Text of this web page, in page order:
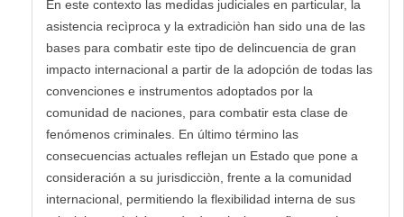
En este contexto las medidas judiciales en particular, la
asistencia recìproca y la extradiciòn han sido una de las
bases para combatir este tipo de delincuencia de gran
impacto internacional a partir de la adopción de todas las
convenciones e instrumentos adoptados por la
comunidad de naciones, para combatir esta clase de
fenómenos criminales. En último término las
consecuencias actuales reflejan un Estado que pone a
consideración a su jurisdicciòn, frente a la comunidad
internacional, permitiendo la flexibilidad interna de sus